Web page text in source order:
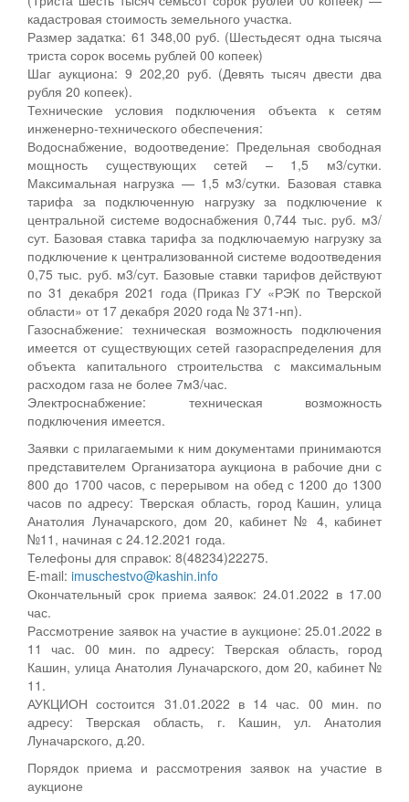
кадастровая стоимость земельного участка.
Размер задатка: 61 348,00 руб. (Шестьдесят одна тысяча
триста сорок восемь рублей 00 копеек)
Шаг аукциона: 9 202,20 руб. (Девять тысяч двести два
рубля 20 копеек).
Технические условия подключения объекта к сетям
инженерно-технического обеспечения:
Водоснабжение, водоотведение: Предельная свободная
мощность существующих сетей – 1,5 м3/сутки.
Максимальная нагрузка — 1,5 м3/сутки. Базовая ставка
тарифа за подключенную нагрузку за подключение к
центральной системе водоснабжения 0,744 тыс. руб. м3/
сут. Базовая ставка тарифа за подключаемую нагрузку за
подключение к централизованной системе водоотведения
0,75 тыс. руб. м3/сут. Базовые ставки тарифов действуют
по 31 декабря 2021 года (Приказ ГУ «РЭК по Тверской
области» от 17 декабря 2020 года № 371-нп).
Газоснабжение: техническая возможность подключения
имеется от существующих сетей газораспределения для
объекта капитального строительства с максимальным
расходом газа не более 7м3/час.
Электроснабжение: техническая возможность
подключения имеется.
Заявки с прилагаемыми к ним документами принимаются
представителем Организатора аукциона в рабочие дни с
800 до 1700 часов, с перерывом на обед с 1200 до 1300
часов по адресу: Тверская область, город Кашин, улица
Анатолия Луначарского, дом 20, кабинет № 4, кабинет
№11, начиная с 24.12.2021 года.
Телефоны для справок: 8(48234)22275.
E-mail: imuschestvo@kashin.info
Окончательный срок приема заявок: 24.01.2022 в 17.00
час.
Рассмотрение заявок на участие в аукционе: 25.01.2022 в
11 час. 00 мин. по адресу: Тверская область, город
Кашин, улица Анатолия Луначарского, дом 20, кабинет №
11.
АУКЦИОН состоится 31.01.2022 в 14 час. 00 мин. по
адресу: Тверская область, г. Кашин, ул. Анатолия
Луначарского, д.20.
Порядок приема и рассмотрения заявок на участие в
аукционе